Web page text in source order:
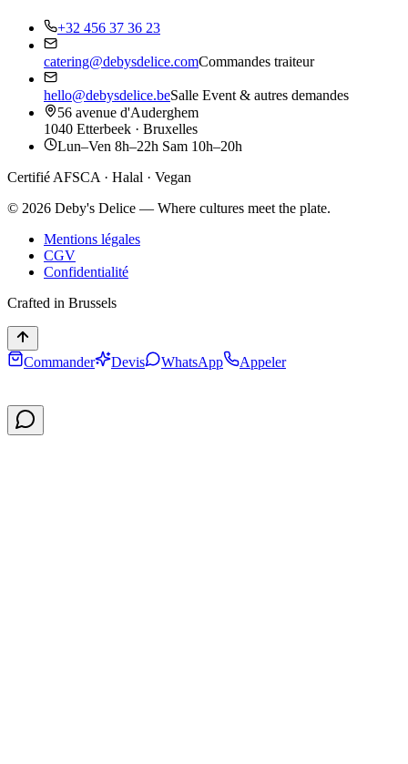
+32 456 37 36 23
catering@debysdelice.comCommandes traiteur
hello@debysdelice.beSalle Event & autres demandes
56 avenue d'Auderghem
1040 Etterbeek · Bruxelles
Lun–Ven 8h–22h Sam 10h–20h
Certifié AFSCA · Halal · Vegan
© 2026 Deby's Delice — Where cultures meet the plate.
Mentions légales
CGV
Confidentialité
Crafted in Brussels
Commander Devis WhatsApp Appeler